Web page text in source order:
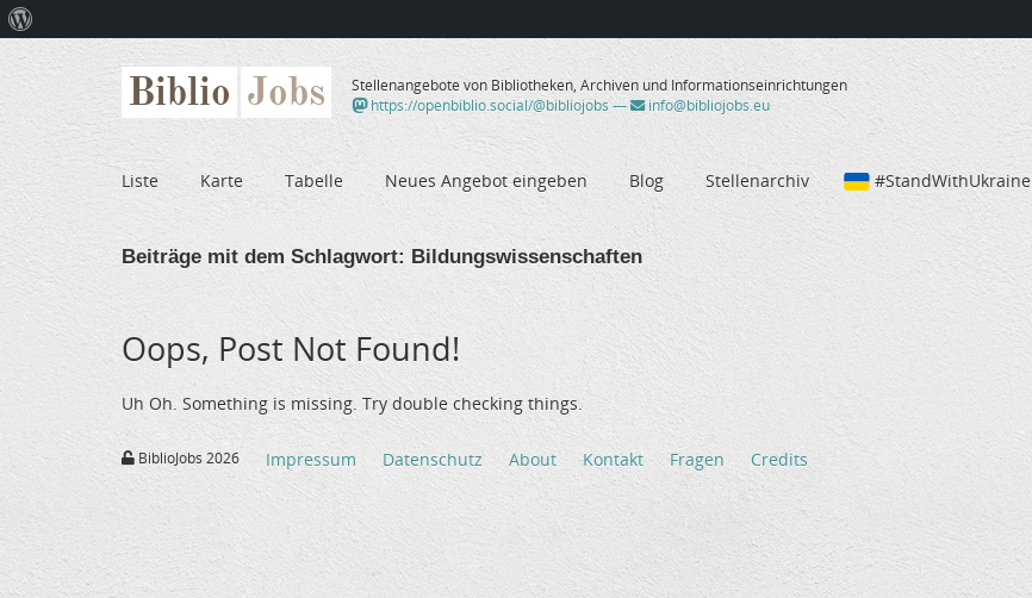
Biblio Jobs
Stellenangebote von Bibliotheken, Archiven und Informationseinrichtungen
https://openbiblio.social/@bibliojobs — info@bibliojobs.eu
Liste Karte Tabelle Neues Angebot eingeben Blog Stellenarchiv #StandWithUkraine
Beiträge mit dem Schlagwort: Bildungswissenschaften
Oops, Post Not Found!
Uh Oh. Something is missing. Try double checking things.
BiblioJobs 2026 Impressum Datenschutz About Kontakt Fragen Credits
WordPress